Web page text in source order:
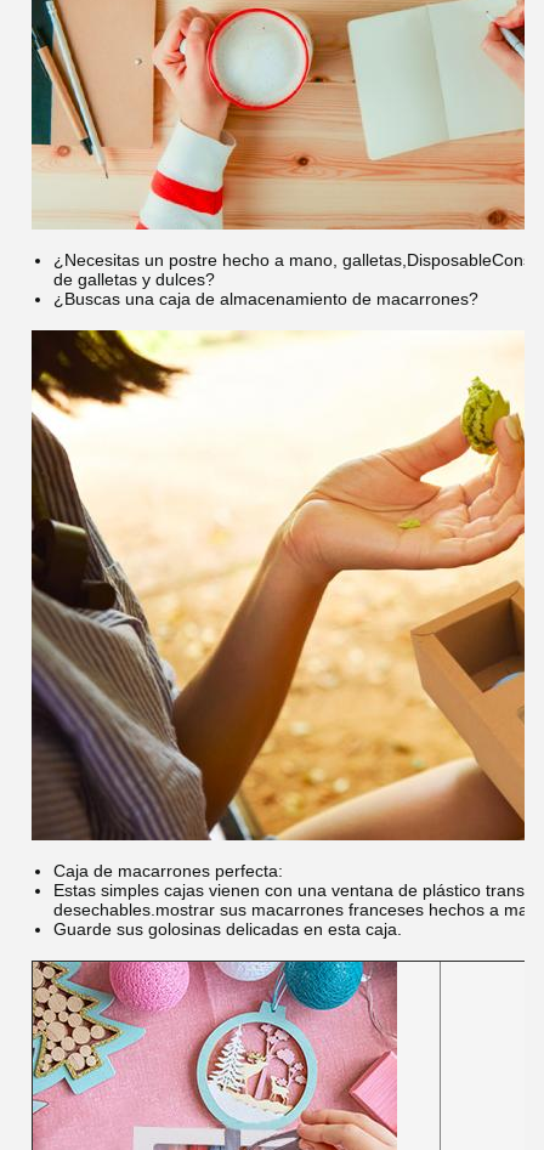
¿Necesitas un postre hecho a mano, galletas,
de galletas y dulces?
¿Buscas una caja de almacenamiento de macarrones?
Caja de macarrones perfecta:
Estas simples cajas vienen con una ventana de plástico
desechables. mostrar sus macarrones franceses hechos a
Guarde sus golosinas delicadas en esta caja.